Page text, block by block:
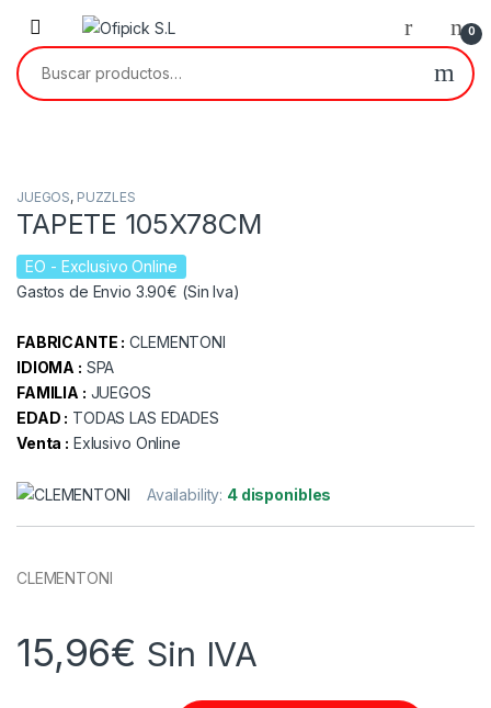
Skip to navigation
Skip to content
0
Buscar por:
JUEGOS, PUZZLES
TAPETE 105X78CM
EO - Exclusivo Online
Gastos de Envio 3.90€ (Sin Iva)
FABRICANTE : CLEMENTONI
IDIOMA : SPA
FAMILIA : JUEGOS
EDAD : TODAS LAS EDADES
Venta : Exlusivo Online
Availability: 4 disponibles
CLEMENTONI
15,96€ Sin IVA